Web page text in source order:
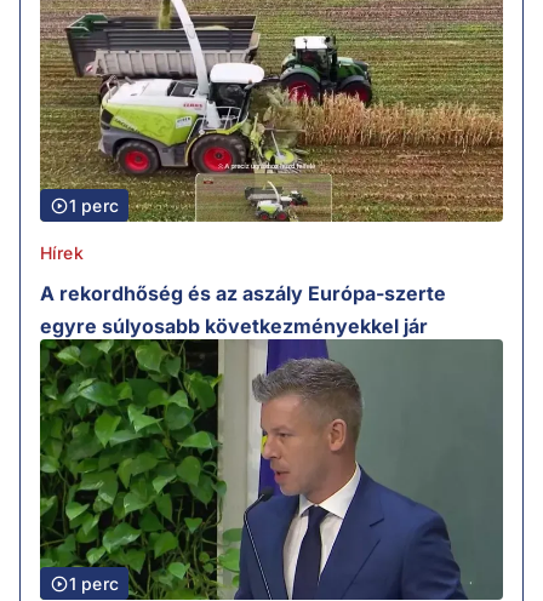
1 perc
Hírek
A rekordhőség és az aszály Európa-szerte
egyre súlyosabb következményekkel jár
1 perc